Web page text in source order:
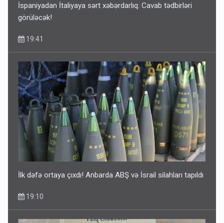
İspaniyadan İtaliyaya sərt xəbərdarlıq: Cavab tədbirləri
görüləcək!
19:41
İlk dəfə ortaya çıxdı! Anbarda ABŞ və İsrail silahları tapıldı
19:10